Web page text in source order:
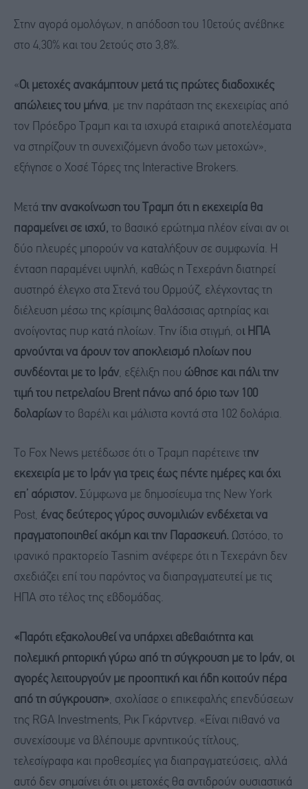
Στην αγορά ομολόγων, η απόδοση του 10ετούς ανέβηκε
στο 4,30% και του 2ετούς στο 3,8%.
«Οι μετοχές ανακάμπτουν μετά τις πρώτες διαδοχικές
απώλειες του μήνα, με την παράταση της εκεχειρίας από
τον Πρόεδρο Τραμπ και τα ισχυρά εταιρικά αποτελέσματα
να στηρίζουν τη συνεχιζόμενη άνοδο των μετοχών»,
εξήγησε ο Χοσέ Τόρες της Interactive Brokers.
Μετά την ανακοίνωση του Τραμπ ότι η εκεχειρία θα
παραμείνει σε ισχύ, το βασικό ερώτημα πλέον είναι αν οι
δύο πλευρές μπορούν να καταλήξουν σε συμφωνία. Η
ένταση παραμένει υψηλή, καθώς η Τεχεράνη διατηρεί
αυστηρό έλεγχο στα Στενά του Ορμούζ, ελέγχοντας τη
διέλευση μέσω της κρίσιμης θαλάσσιας αρτηρίας και
ανοίγοντας πυρ κατά πλοίων. Την ίδια στιγμή, οι ΗΠΑ
αρνούνται να άρουν τον αποκλεισμό πλοίων που
συνδέονται με το Ιράν, εξέλιξη που ώθησε και πάλι την
τιμή του πετρελαίου Brent πάνω από όριο των 100
δολαρίων το βαρέλι και μάλιστα κοντά στα 102 δολάρια.
Το Fox News μετέδωσε ότι ο Τραμπ παρέτεινε την
εκεχειρία με το Ιράν για τρεις έως πέντε ημέρες και όχι
επ’ αόριστον. Σύμφωνα με δημοσίευμα της New York
Post, ένας δεύτερος γύρος συνομιλιών ενδέχεται να
πραγματοποιηθεί ακόμη και την Παρασκευή. Ωστόσο, το
ιρανικό πρακτορείο Tasnim ανέφερε ότι η Τεχεράνη δεν
σχεδιάζει επί του παρόντος να διαπραγματευτεί με τις
ΗΠΑ στο τέλος της εβδομάδας.
«Παρότι εξακολουθεί να υπάρχει αβεβαιότητα και
πολεμική ρητορική γύρω από τη σύγκρουση με το Ιράν, οι
αγορές λειτουργούν με προοπτική και ήδη κοιτούν πέρα
από τη σύγκρουση», σχολίασε ο επικεφαλής επενδύσεων
της RGA Investments, Ρικ Γκάρντνερ. «Είναι πιθανό να
συνεχίσουμε να βλέπουμε αρνητικούς τίτλους,
τελεσίγραφα και προθεσμίες για διαπραγματεύσεις, αλλά
αυτό δεν σημαίνει ότι οι μετοχές θα αντιδρούν ουσιαστικά